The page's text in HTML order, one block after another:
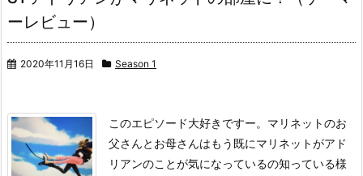
ーレビュー）
2020年11月16日 Season 1
このエピソード大好きですー。マリネットのお
父さんとお母さんはもう既にマリネットがアド
リアンのことが気になっているの知っている様